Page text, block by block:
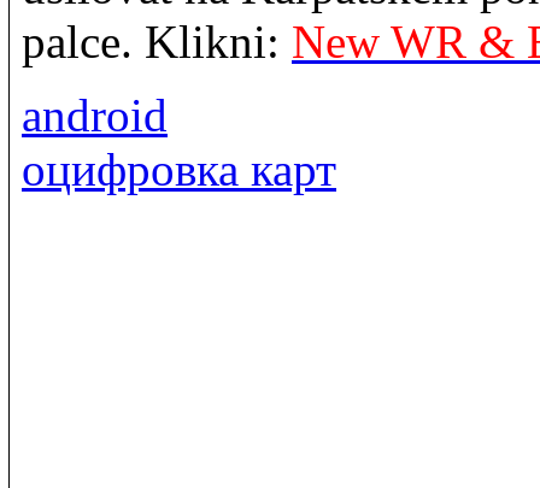
palce. Klikni: New WR &
android
оцифровка карт